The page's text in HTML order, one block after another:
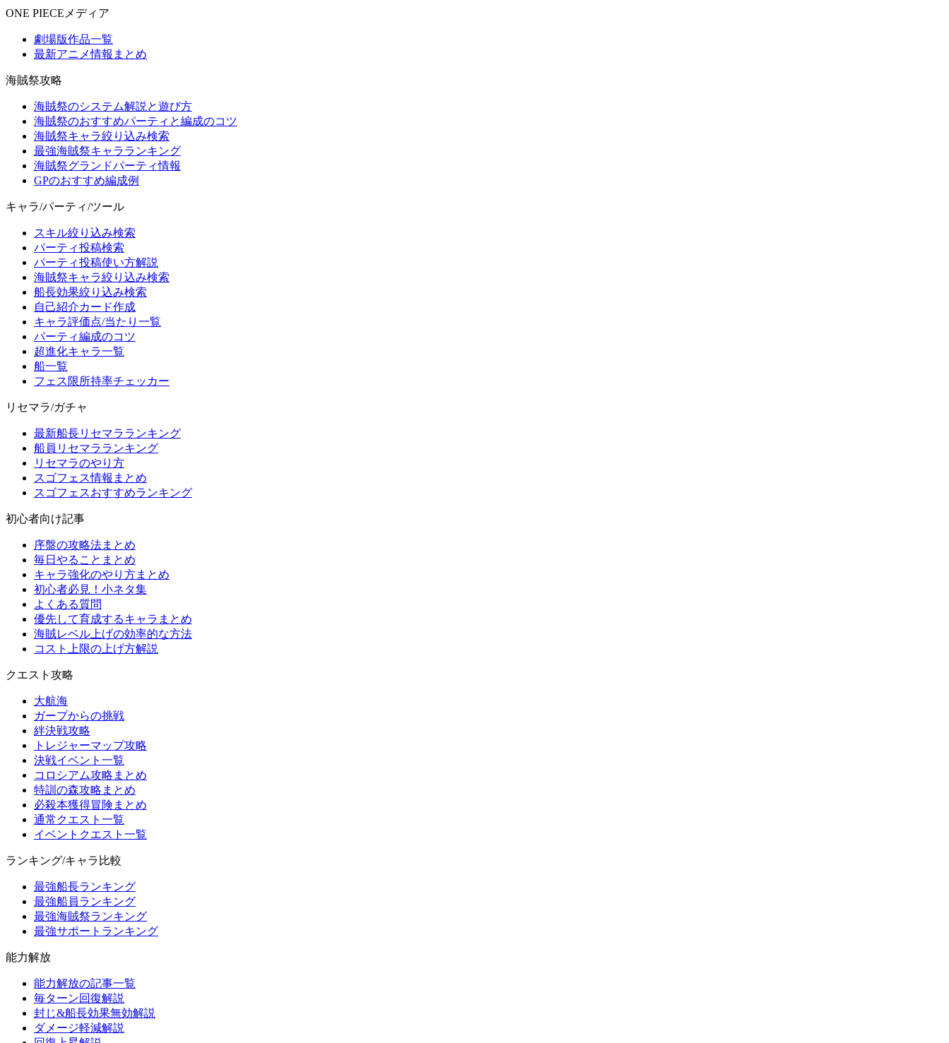
ONE PIECEメディア
劇場版作品一覧
最新アニメ情報まとめ
海賊祭攻略
海賊祭のシステム解説と遊び方
海賊祭のおすすめパーティと編成のコツ
海賊祭キャラ絞り込み検索
最強海賊祭キャラランキング
海賊祭グランドパーティ情報
GPのおすすめ編成例
キャラ/パーティ/ツール
スキル絞り込み検索
パーティ投稿検索
パーティ投稿使い方解説
海賊祭キャラ絞り込み検索
船長効果絞り込み検索
自己紹介カード作成
キャラ評価点/当たり一覧
パーティ編成のコツ
超進化キャラ一覧
船一覧
フェス限所持率チェッカー
リセマラ/ガチャ
最新船長リセマラランキング
船員リセマラランキング
リセマラのやり方
スゴフェス情報まとめ
スゴフェスおすすめランキング
初心者向け記事
序盤の攻略法まとめ
毎日やることまとめ
キャラ強化のやり方まとめ
初心者必見！小ネタ集
よくある質問
優先して育成するキャラまとめ
海賊レベル上げの効率的な方法
コスト上限の上げ方解説
クエスト攻略
大航海
ガープからの挑戦
絆決戦攻略
トレジャーマップ攻略
決戦イベント一覧
コロシアム攻略まとめ
特訓の森攻略まとめ
必殺本獲得冒険まとめ
通常クエスト一覧
イベントクエスト一覧
ランキング/キャラ比較
最強船長ランキング
最強船員ランキング
最強海賊祭ランキング
最強サポートランキング
能力解放
能力解放の記事一覧
毎ターン回復解説
封じ&船長効果無効解説
ダメージ軽減解説